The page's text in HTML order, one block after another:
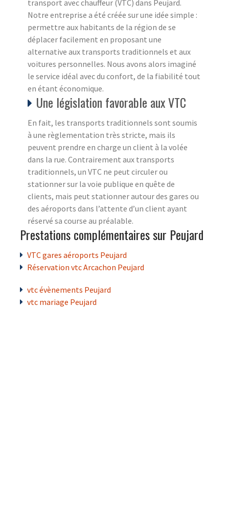
transport avec chauffeur (VTC) dans Peujard.
Notre entreprise a été créée sur une idée simple :
permettre aux habitants de la région de se
déplacer facilement en proposant une
alternative aux transports traditionnels et aux
voitures personnelles. Nous avons alors imaginé
le service idéal avec du confort, de la fiabilité tout
en étant économique.
Une législation favorable aux VTC
En fait, les transports traditionnels sont soumis
à une règlementation très stricte, mais ils
peuvent prendre en charge un client à la volée
dans la rue. Contrairement aux transports
traditionnels, un VTC ne peut circuler ou
stationner sur la voie publique en quête de
clients, mais peut stationner autour des gares ou
des aéroports dans l’attente d’un client ayant
réservé sa course au préalable.
Prestations complémentaires sur Peujard
VTC gares aéroports Peujard
Réservation vtc Arcachon Peujard
vtc évènements Peujard
vtc mariage Peujard